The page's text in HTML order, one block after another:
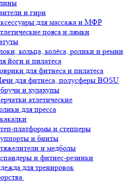
и гири
для массажа и МФР
пояса и лямки
кольца, колёса, ролики и ремни
йоги и пилатеса
для фитнеса и пилатеса
для фитнеса, полусферы BOSU
и хулахупы
атлетические
для пресса
платформы и степперы
и бинты
и медболы
и фитнес-резинки
для тренировок